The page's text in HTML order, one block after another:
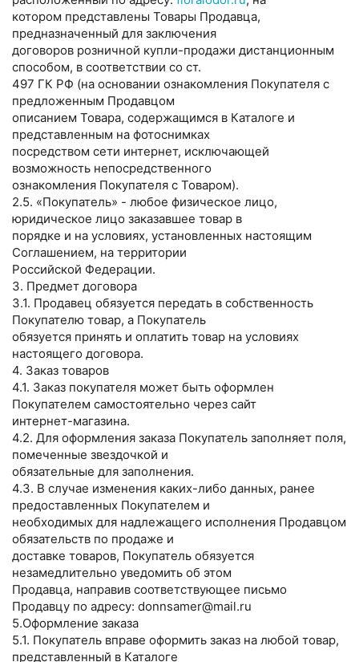
котором представлены Товары Продавца,
предназначенный для заключения
договоров розничной купли-продажи дистанционным
способом, в соответствии со ст.
497 ГК РФ (на основании ознакомления Покупателя с
предложенным Продавцом
описанием Товара, содержащимся в Каталоге и
представленным на фотоснимках
посредством сети интернет, исключающей
возможность непосредственного
ознакомления Покупателя с Товаром).
2.5. «Покупатель» - любое физическое лицо,
юридическое лицо заказавшее товар в
порядке и на условиях, установленных настоящим
Соглашением, на территории
Российской Федерации.
3. Предмет договора
3.1. Продавец обязуется передать в собственность
Покупателю товар, а Покупатель
обязуется принять и оплатить товар на условиях
настоящего договора.
4. Заказ товаров
4.1. Заказ покупателя может быть оформлен
Покупателем самостоятельно через сайт
интернет-магазина.
4.2. Для оформления заказа Покупатель заполняет поля,
помеченные звездочкой и
обязательные для заполнения.
4.3. В случае изменения каких-либо данных, ранее
предоставленных Покупателем и
необходимых для надлежащего исполнения Продавцом
обязательств по продаже и
доставке товаров, Покупатель обязуется
незамедлительно уведомить об этом
Продавца, направив соответствующее письмо
Продавцу по адресу: donnsamer@mail.ru
5.Оформление заказа
5.1. Покупатель вправе оформить заказ на любой товар,
представленный в Каталоге